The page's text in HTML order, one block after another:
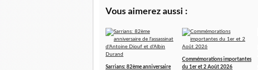
Vous aimerez aussi :
Sarrians: 82ème anniversaire
Commémorations importantes
du 1er et 2 Août 2026